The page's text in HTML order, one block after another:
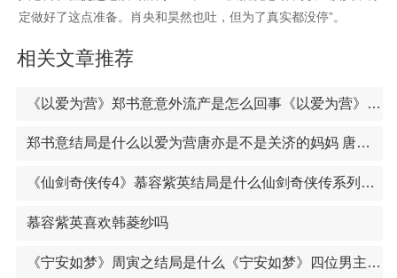
定做好了这点准备。肖央和昊然也吐，但为了真实都没停”。
相关文章推荐
《以爱为营》郑书意意外流产是怎么回事《以爱为营》郑书意哪一集发现真相 秦时月的身世第几集曝光
郑书意结局是什么以爱为营唐亦是不是关济的妈妈 唐亦和关济是母子关系吗
《仙剑奇侠传4》慕容紫英结局是什么仙剑奇侠传系列电视剧介绍 仙剑系列阵容强大堪称一代人的记忆
慕容紫英喜欢韩菱纱吗
《宁安如梦》周寅之结局是什么《宁安如梦》四位男主结局曝光 沈玠燕临张遮谢危结局如何